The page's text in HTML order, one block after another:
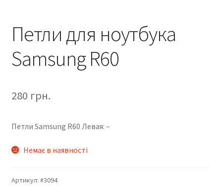
Петли для ноутбука
Samsung R60
280 грн.
Петли Samsung R60 Левая: –
Немає в наявності
Артикул: #3094